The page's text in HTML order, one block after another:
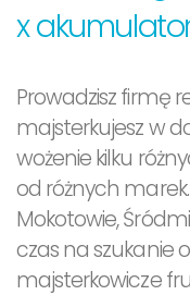
x
Prowadzisz firmę
majsterkujesz w
wożenie kilku
od różnych
Mokotowie,
czas na szukanie
majsterkowicze